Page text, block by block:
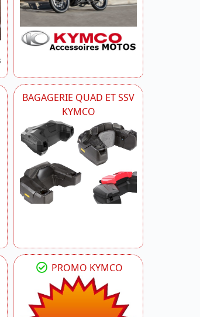
BAGAGERIE QUAD ET SSV
KYMCO
PROMO KYMCO